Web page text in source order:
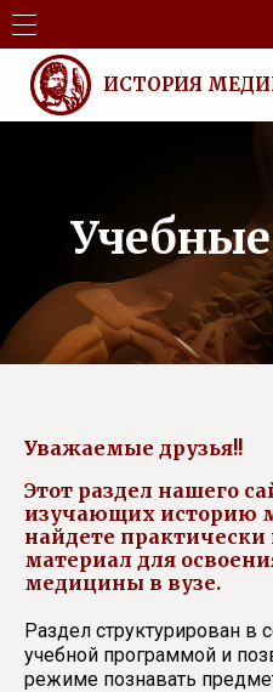
ИСТОРИЯ
Уважаемые друзья!!
Этот раздел нашего
изучающих историю
найдете
материал для
медицины в вузе.
Раздел структурирован в
учебной программой и
режиме познавать